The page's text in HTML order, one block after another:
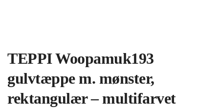
TEPPI Woopamuk193
gulvtæppe m. mønster,
rektangulær – multifarvet